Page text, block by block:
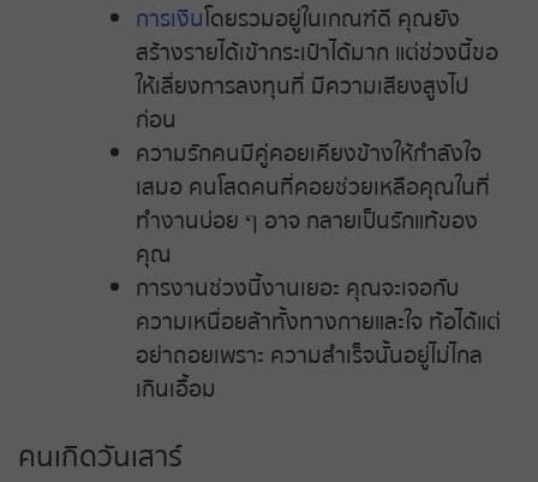
การเงินโดยรวมอยู่ในเกณฑ์ดี คุณยัง
สร้างรายได้เข้ากระเป๋าได้มาก แต่ช่วงนี้ขอ
ให้เลี่ยงการลงทุนที่ มีความเสียงสูงไป
ก่อน
ความรักคนมีคู่คอยเคียงข้างให้กำลังใจ
เสมอ คนโสดคนที่คอยช่วยเหลือคุณในที่
ทำงานบ่อย ๆ อาจ กลายเป็นรักแท้ของ
คุณ
การงานช่วงนี้งานเยอะ คุณจะเจอกับ
ความเหนื่อยล้าทั้งทางกายและใจ ท้อได้แต่
อย่าถอยเพราะ ความสำเร็จนั้นอยู่ไม่ไกล
เกินเอื้อม
คนเกิดวันเสาร์